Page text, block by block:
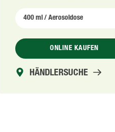
ONLINE KAUFEN
HÄNDLERSUCHE